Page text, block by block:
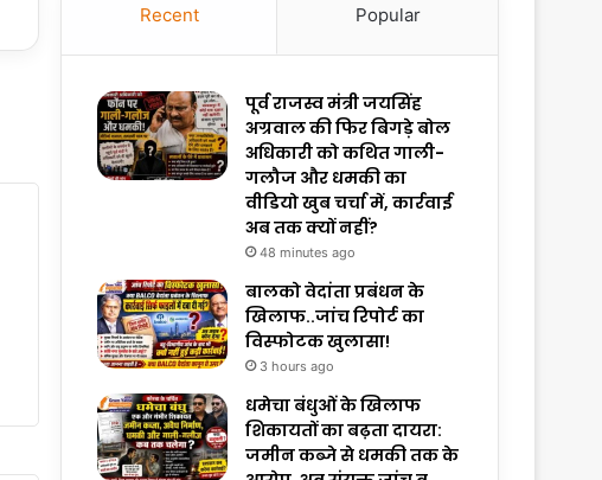
Recent Popular
पूर्व राजस्व मंत्री जयसिंह
अग्रवाल की फिर बिगड़े बोल
अधिकारी को कथित गाली-
गलौज और धमकी का
वीडियो खुब चर्चा में, कार्रवाई
अब तक क्यों नहीं?
48 minutes ago
बालको वेदांता प्रबंधन के
खिलाफ..जांच रिपोर्ट का
विस्फोटक खुलासा!
3 hours ago
धमेचा बंधुओं के खिलाफ
शिकायतों का बढ़ता दायरा:
जमीन कब्जे से धमकी तक के